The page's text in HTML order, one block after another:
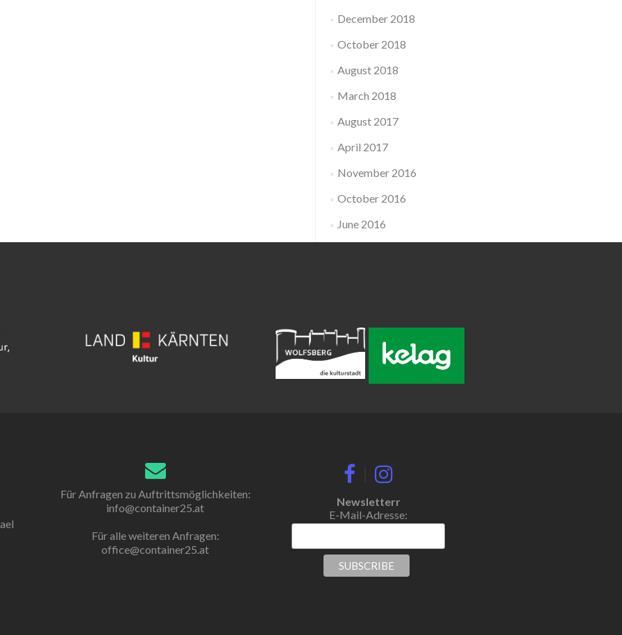
December 2018
October 2018
August 2018
March 2018
August 2017
April 2017
November 2016
October 2016
June 2016
Für Anfragen zu Auftrittsmöglichkeiten:
info@container25.at
Für alle weiteren Anfragen:
office@container25.at
Newsletterr
E-Mail-Adresse: